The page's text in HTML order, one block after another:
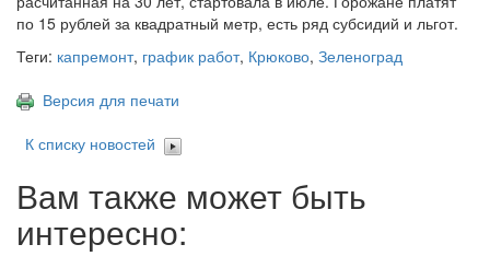
по 15 рублей за квадратный метр, есть ряд субсидий и льгот.
Теги: капремонт, график работ, Крюково, Зеленоград
Версия для печати
К списку новостей
Вам также может быть
интересно: